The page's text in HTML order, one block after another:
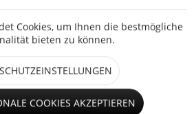
Cookies, um Ihnen die bestmögliche
bieten zu können.
COOKIES AKZEPTIEREN